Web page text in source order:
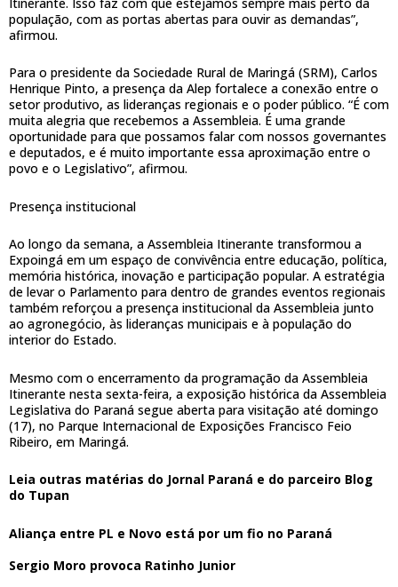
população, com as portas abertas para ouvir as demandas”,
afirmou.
Para o presidente da Sociedade Rural de Maringá (SRM), Carlos
Henrique Pinto, a presença da Alep fortalece a conexão entre o
setor produtivo, as lideranças regionais e o poder público. “É com
muita alegria que recebemos a Assembleia. É uma grande
oportunidade para que possamos falar com nossos governantes
e deputados, e é muito importante essa aproximação entre o
povo e o Legislativo”, afirmou.
Presença institucional
Ao longo da semana, a Assembleia Itinerante transformou a
Expoingá em um espaço de convivência entre educação, política,
memória histórica, inovação e participação popular. A estratégia
de levar o Parlamento para dentro de grandes eventos regionais
também reforçou a presença institucional da Assembleia junto
ao agronegócio, às lideranças municipais e à população do
interior do Estado.
Mesmo com o encerramento da programação da Assembleia
Itinerante nesta sexta-feira, a exposição histórica da Assembleia
Legislativa do Paraná segue aberta para visitação até domingo
(17), no Parque Internacional de Exposições Francisco Feio
Ribeiro, em Maringá.
Leia outras matérias do Jornal Paraná e do parceiro Blog
do Tupan
Aliança entre PL e Novo está por um fio no Paraná
Sergio Moro provoca Ratinho Junior